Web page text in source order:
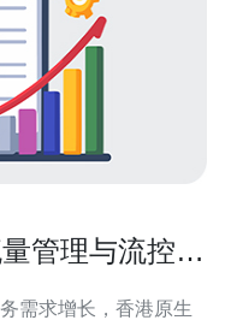
管理与流控策
需求增长，香港原生